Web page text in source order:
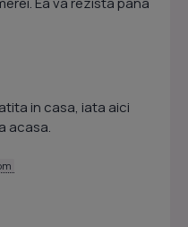
in casa, iata aici
acasa.